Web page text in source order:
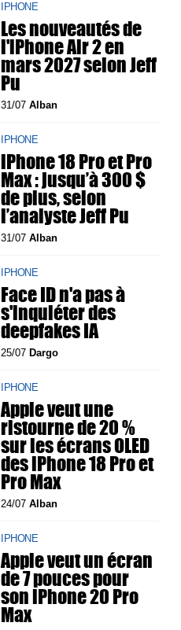
IPHONE
Les nouveautés de
l'iPhone Air 2 en
mars 2027 selon Jeff
Pu
31/07Alban
IPHONE
iPhone 18 Pro et Pro
Max : jusqu’à 300 $
de plus, selon
l’analyste Jeff Pu
31/07Alban
IPHONE
Face ID n'a pas à
s'inquiéter des
deepfakes IA
25/07 Dargo
IPHONE
Apple veut une
ristourne de 20 %
sur les écrans OLED
des iPhone 18 Pro et
Pro Max
24/07Alban
IPHONE
Apple veut un écran
de 7 pouces pour
son iPhone 20 Pro
Max